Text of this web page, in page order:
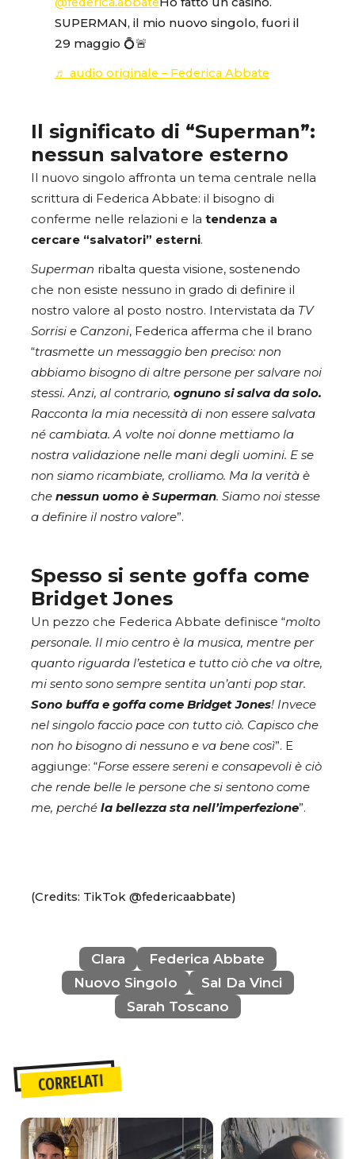
SUPERMAN, il mio nuovo singolo, fuori il
29 maggio 💍🚨
♬ audio originale – Federica Abbate
Il significato di “Superman”:
nessun salvatore esterno
Il nuovo singolo affronta un tema centrale nella
scrittura di Federica Abbate: il bisogno di
conferme nelle relazioni e la tendenza a
cercare “salvatori” esterni.
Superman ribalta questa visione, sostenendo
che non esiste nessuno in grado di definire il
nostro valore al posto nostro. Intervistata da TV
Sorrisi e Canzoni, Federica afferma che il brano
“trasmette un messaggio ben preciso: non
abbiamo bisogno di altre persone per salvare noi
stessi. Anzi, al contrario, ognuno si salva da solo.
Racconta la mia necessità di non essere salvata
né cambiata. A volte noi donne mettiamo la
nostra validazione nelle mani degli uomini. E se
non siamo ricambiate, crolliamo. Ma la verità è
che nessun uomo è Superman. Siamo noi stesse
a definire il nostro valore”.
Spesso si sente goffa come
Bridget Jones
Un pezzo che Federica Abbate definisce “molto
personale. Il mio centro è la musica, mentre per
quanto riguarda l’estetica e tutto ciò che va oltre,
mi sento sono sempre sentita un’anti pop star.
Sono buffa e goffa come Bridget Jones! Invece
nel singolo faccio pace con tutto ciò. Capisco che
non ho bisogno di nessuno e va bene così”. E
aggiunge: “Forse essere sereni e consapevoli è ciò
che rende belle le persone che si sentono come
me, perché la bellezza sta nell’imperfezione”.
(Credits: TikTok @federicaabbate)
Clara
Federica Abbate
Nuovo Singolo
Sal Da Vinci
Sarah Toscano
CORRELATI